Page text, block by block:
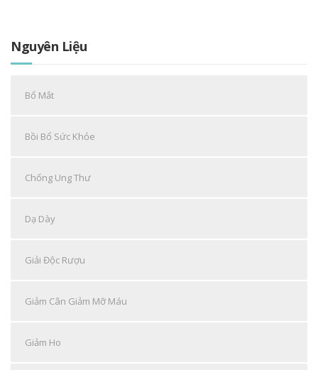
Nguyên Liệu
Bổ Mắt
Bồi Bổ Sức Khỏe
Chống Ung Thư
Dạ Dày
Giải Độc Rượu
Giảm Cân Giảm Mỡ Máu
Giảm Ho